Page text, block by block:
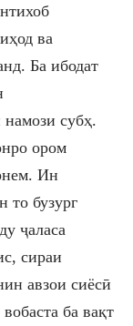
ва
Ба ибодат
субҳ.
ором
Ин
то бузург
ҷаласа
сираи
авзои сиёсӣ
ба вақт